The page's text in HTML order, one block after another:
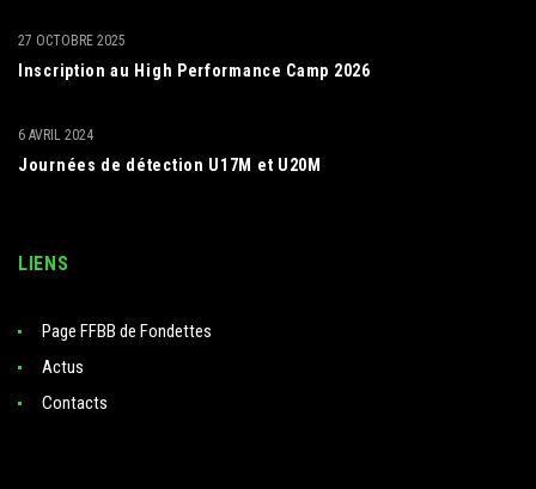
Inscription au High Performance Camp 2026
27 OCTOBRE 2025
Journées de détection U17M et U20M
6 AVRIL 2024
LIENS
Page FFBB de Fondettes
Actus
Contacts